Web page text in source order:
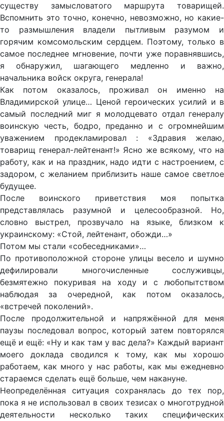
существу замысловатого маршрута товарищей.
Вспомнить это точно, конечно, невозможно, но какие-
то размышления владели пытливым разумом и
горячим комсомольским сердцем. Поэтому, только в
самое последнее мгновение, почти уже поравнявшись,
я обнаружил, шагающего медленно и важно,
начальника войск округа, генерала!
Как потом оказалось, проживал он именно на
Владимирской улице… Ценой героических усилий и в
самый последний миг я молодцевато отдал генералу
воинскую честь, бодро, преданно и с огромнейшим
уважением продекламировал : «Здравия желаю,
товарищ генерал-лейтенант!» Ясно же всякому, что на
работу, как и на праздник, надо идти с настроением, с
задором, с желанием приблизить наше самое светлое
будущее.
После воинского приветствия моя попытка
представлялась разумной и целесообразной. Но,
словно выстрел, прозвучало на языке, близком к
украинскому: «Стой, лейтенант, обожди…»
Потом мы стали «собеседниками»…
По противоположной стороне улицы весело и шумно
дефилировали многочисленные сослуживцы,
безмятежно покуривая на ходу и с любопытством
наблюдая за очередной, как потом оказалось,
«встречей поколений».
После продолжительной и напряжённой для меня
паузы последовал вопрос, который затем повторялся
ещё и ещё: «Ну и как там у вас дела?» Каждый вариант
моего доклада сводился к тому, как мы хорошо
работаем, как много у нас работы, как мы ежедневно
стараемся сделать ещё больше, чем накануне.
Неопределённая ситуация сохранялась до тех пор,
пока я не использовал в своих тезисах о многотрудной
деятельности несколько таких специфических